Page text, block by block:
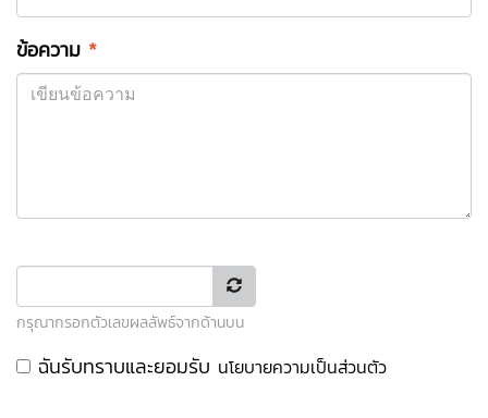
ข้อความ *
กรุณากรอกตัวเลขผลลัพธ์จากด้านบน
ฉันรับทราบและยอมรับ นโยบายความเป็นส่วนตัว